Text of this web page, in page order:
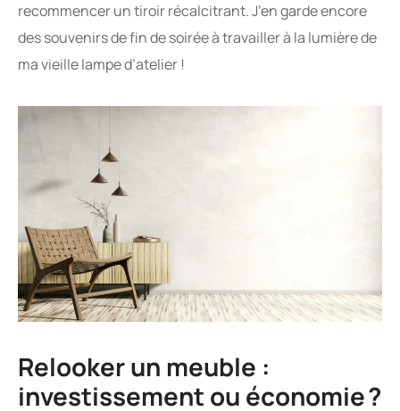
recommencer un tiroir récalcitrant. J’en garde encore
des souvenirs de fin de soirée à travailler à la lumière de
ma vieille lampe d’atelier !
Relooker un meuble :
investissement ou économie ?